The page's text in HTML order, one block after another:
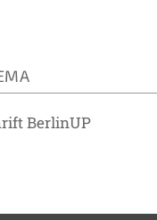
BerlinUP